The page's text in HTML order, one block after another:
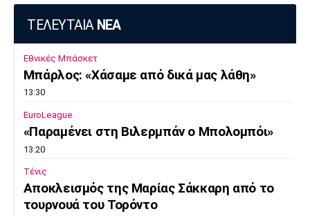
ΤΕΛΕΥΤΑΙΑ ΝΕΑ
Εθνικές Μπάσκετ
Μπάρλος: «Χάσαμε από δικά μας λάθη»
13:30
EuroLeague
«Παραμένει στη Βιλερμπάν ο Μπολομπόι»
13:20
Τένις
Αποκλεισμός της Μαρίας Σάκκαρη από το
τουρνουά του Τορόντο